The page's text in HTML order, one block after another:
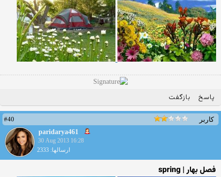
پاسخ بازگفت
کاربر
#40
paridarya461
30 Aug 2013 16:28
ارسالها: 2333
فصل بهار | spring